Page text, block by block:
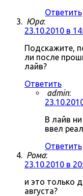
Ответить
Юра:
23.10.2010 в
Подскажите,
ли после
лайв?
Ответить
admin:
В лайв
ввел
Ответить
Рома:
23.10.2010 в
и это только
августа?